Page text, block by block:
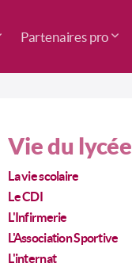
Partenaires pro
Vie du lycée
La vie scolaire
Le CDI
L'Infirmerie
L'Association Sportive
L'internat